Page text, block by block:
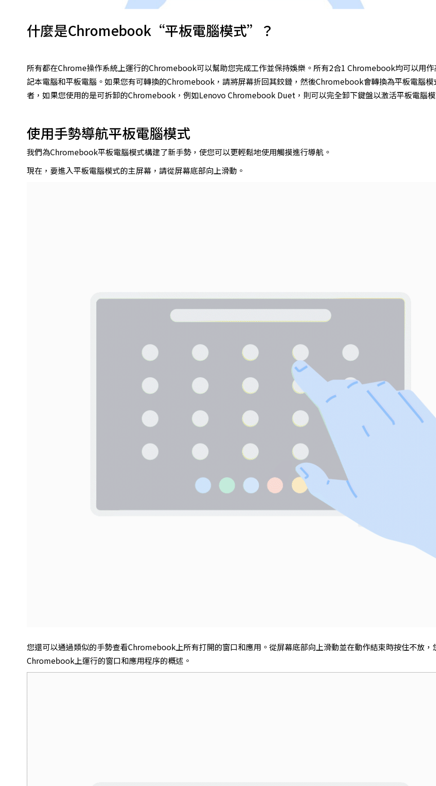
什麼是Chromebook“平板電腦模式”？
所有都在Chrome操作系統上運行的Chromebook可以幫助您完成工作並保持娛樂。 所有2合1 Chromebook均可以用作
記本電腦和平板電腦。 如果您有可轉換的Chromebook，請將屏幕折回其鉸鏈，然後Chromebook會轉換為平板電腦模
者，如果您使用的是可拆卸的Chromebook，例如Lenovo Chromebook Duet ，則可以完全卸下鍵盤以激活平板電腦
使用手勢導航平板電腦模式
我們為Chromebook平板電腦模式構建了新手勢，使您可以更輕鬆地使用觸摸進行導航。
現在，要進入平板電腦模式的主屏幕，請從屏幕底部向上滑動。
您還可以通過類似的手勢查看Chromebook上所有打開的窗口和應用。 從屏幕底部向上滑動並在動作結束時按住不放，
Chromebook上運行的窗口和應用程序的概述。